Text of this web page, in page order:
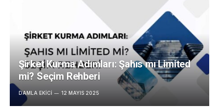
Şirket Kurma Adımları: Şahıs mı Limited
mi? Seçim Rehberi
DAMLA EKICI 12 MAYIS 2025